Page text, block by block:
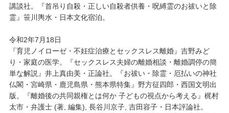
講談社。『首吊り自殺・正しい自殺者供養・呪縛霊のお祓いと除
霊』笹川輿水・日本文化宿泊。
令和2年7月18日
『育児ノイローゼ・不妊症治療とセックスレス離婚』吉野みど
り・家庭の医学。『セックスレス夫婦の離婚相談・離婚調停の簡
単な解説』井上真由美・正論社。『お祓い・除霊・厄払いの神社
仏閣・宮崎県・鹿児島県・熊本県特集』野方征四郎・西国文明出
版。『離婚後の共同親権とは何か 子どもの視点から考える』梶村
太市・弁護士 (著, 編集), 長谷川京子, 吉田容子・日本評論社。